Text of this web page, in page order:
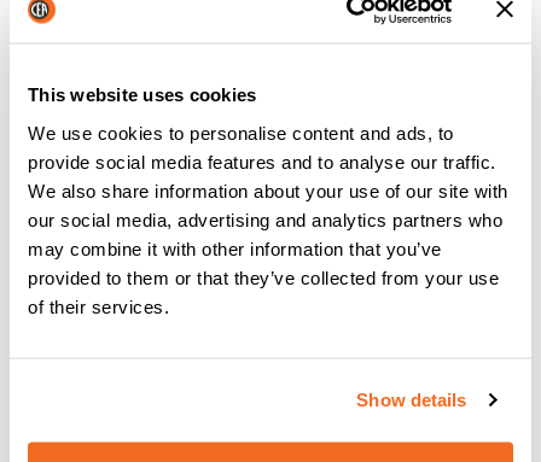
This website uses cookies
We use cookies to personalise content and ads, to
provide social media features and to analyse our traffic.
We also share information about your use of our site with
our social media, advertising and analytics partners who
may combine it with other information that you’ve
provided to them or that they’ve collected from your use
of their services.
Show details
YARD MOBILE: UN PASSO AVANTI
NELLA SALDATURA IN CANTIERE
Per saperne di più